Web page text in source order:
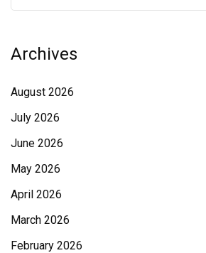
Archives
August 2026
July 2026
June 2026
May 2026
April 2026
March 2026
February 2026